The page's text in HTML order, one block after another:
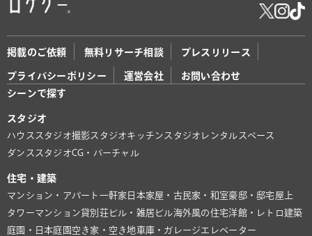
掲載のご依頼 無料リサーチ相談 プレスリリース
プライバシーポリシー 運営会社
お問い合わせ
シーンで探す
スタジオ
ハウススタジオ撮影スタジオキッチンスタジオ レンタルスペース
ダンススタジオCG・バーチャル
住宅・建築
マンション・アパート 一軒家 日本家屋・古民家・和室豪邸・邸宅屋上
タワーマンション貸別荘ビル・雑居ビル海外風の住宅洋館・レトロ建築
庭園・日本庭園 空き家・空き地 車庫・ガレージ エレベーター